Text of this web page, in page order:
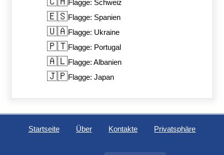
Flagge: Schweiz
🇪🇸Flagge: Spanien
🇺🇦Flagge: Ukraine
🇵🇹Flagge: Portugal
🇦🇱Flagge: Albanien
🇯🇵Flagge: Japan
Startseite Über Kontakte Privatsphäre